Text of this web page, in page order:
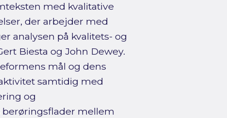
med kvalitative
der arbejder med
analysen på kvalitets- og
Biesta og John Dewey.
mål og dens
samtidig med
og
mellem